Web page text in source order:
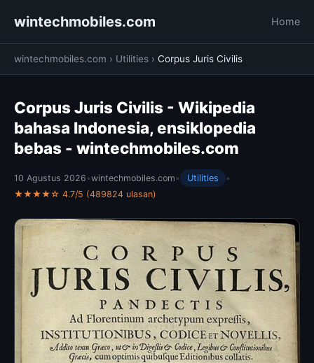
wintechmobiles.com Home
wintechmobiles.com › Utilities › Corpus Juris Civilis
Corpus Juris Civilis - Wikipedia
bahasa Indonesia, ensiklopedia
bebas - wintechmobiles.com
10 Agustus 2026 •wintechmobiles.com • Utilities
•
★★★★☆ 4.7/5 (489824 ulasan)